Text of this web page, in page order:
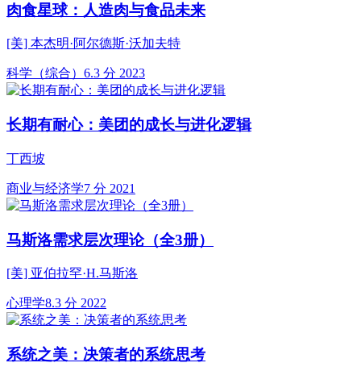
肉食星球：人造肉与食品未来
[美] 本杰明·阿尔德斯·沃加夫特
科学（综合） 6.3 分 2023
长期有耐心：美团的成长与进化逻辑
丁西坡
商业与经济学7 分 2021
马斯洛需求层次理论（全3册）
[美] 亚伯拉罕·H.马斯洛
心理学8.3 分 2022
系统之美：决策者的系统思考